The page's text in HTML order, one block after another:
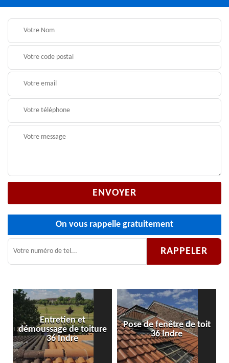
On vous rappelle gratuitement
Entretien et
démoussage de toiture
36 Indre
Pose de fenêtre de toit
36 Indre